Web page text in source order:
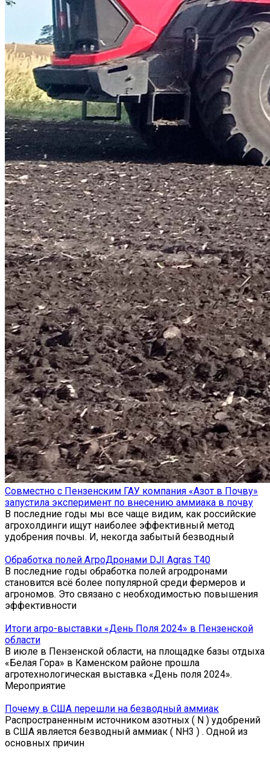
Совместно с Пензенским ГАУ компания «Азот в Почву»
запустила эксперимент по внесению аммиака в почву
В последние годы мы все чаще видим, как российские
агрохолдинги ищут наиболее эффективный метод
удобрения почвы. И, некогда забытый безводный
Обработка полей АгроДронами DJI Agras T40
В последние годы обработка полей агродронами
становится всё более популярной среди фермеров и
агрономов. Это связано с необходимостью повышения
эффективности
Итоги агро-выставки «День Поля 2024» в Пензенской
области
В июле в Пензенской области, на площадке базы отдыха
«Белая Гора» в Каменском районе прошла
агротехнологическая выставка «День поля 2024».
Мероприятие
Почему в США перешли на безводный аммиак
Распространенным источником азотных ( N ) удобрений
в США является безводный аммиак ( NH3 ) . Одной из
основных причин